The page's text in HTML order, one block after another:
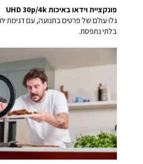
פונקציית וידאו באיכות UHD 30p/4k
בלתי נתפסת.